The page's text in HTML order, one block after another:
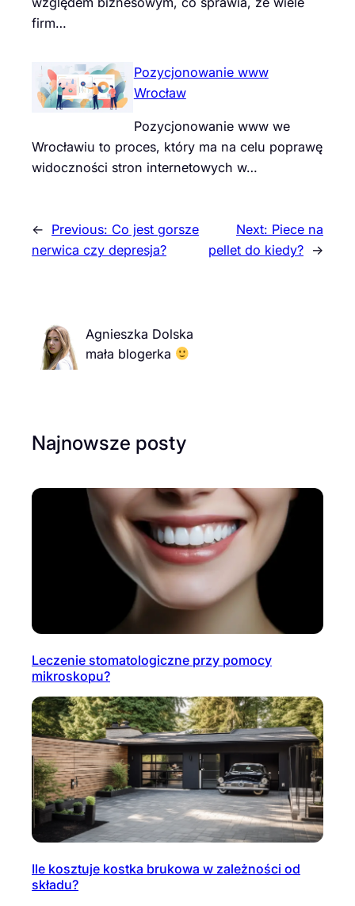
firm…
Pozycjonowanie www
Wrocław
Pozycjonowanie www we
Wrocławiu to proces, który ma na celu poprawę
widoczności stron internetowych w…
← Previous: Co jest gorsze
nerwica czy depresja?
Next: Piece na
pellet do kiedy? →
Agnieszka Dolska
mała blogerka
Najnowsze posty
Leczenie stomatologiczne przy pomocy
mikroskopu?
Ile kosztuje kostka brukowa w zależności od
składu?